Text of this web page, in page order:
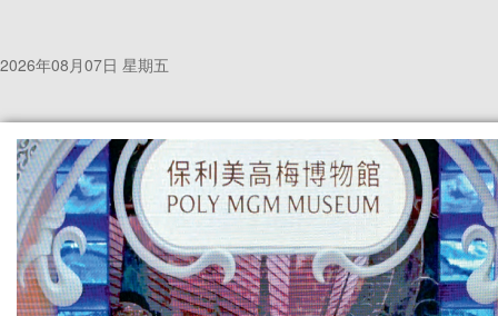
2026年08月07日 星期五